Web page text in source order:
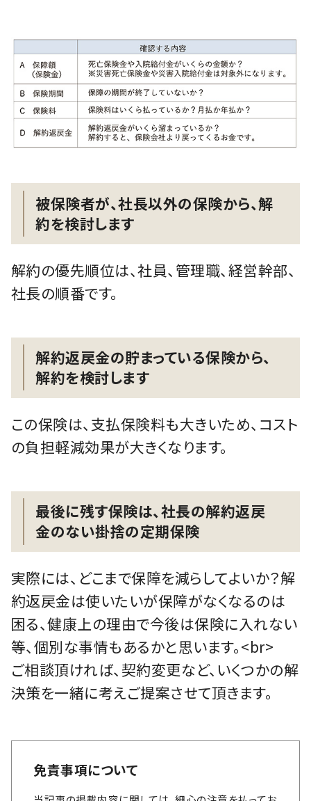
被保険者が、社長以外の保険から、解
約を検討します
解約の優先順位は、社員、管理職、経営幹部、
社長の順番です。
解約返戻金の貯まっている保険から、
解約を検討します
この保険は、支払保険料も大きいため、コスト
の負担軽減効果が大きくなります。
最後に残す保険は、社長の解約返戻
金のない掛捨の定期保険
実際には、どこまで保障を減らしてよいか？解
約返戻金は使いたいが保障がなくなるのは
困る、健康上の理由で今後は保険に入れない
等、個別な事情もあるかと思います。<br>
ご相談頂ければ、契約変更など、いくつかの解
決策を一緒に考えご提案させて頂きます。
免責事項について